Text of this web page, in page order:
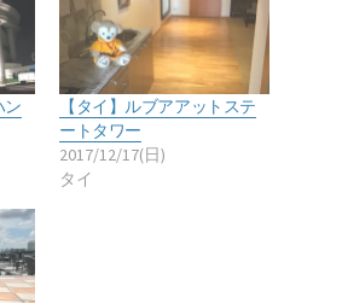
ン
【タイ】ルブアアットステ
ートタワー
2017/12/17(日)
タイ